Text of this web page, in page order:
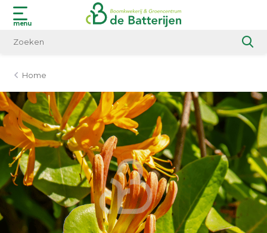
menu
Home